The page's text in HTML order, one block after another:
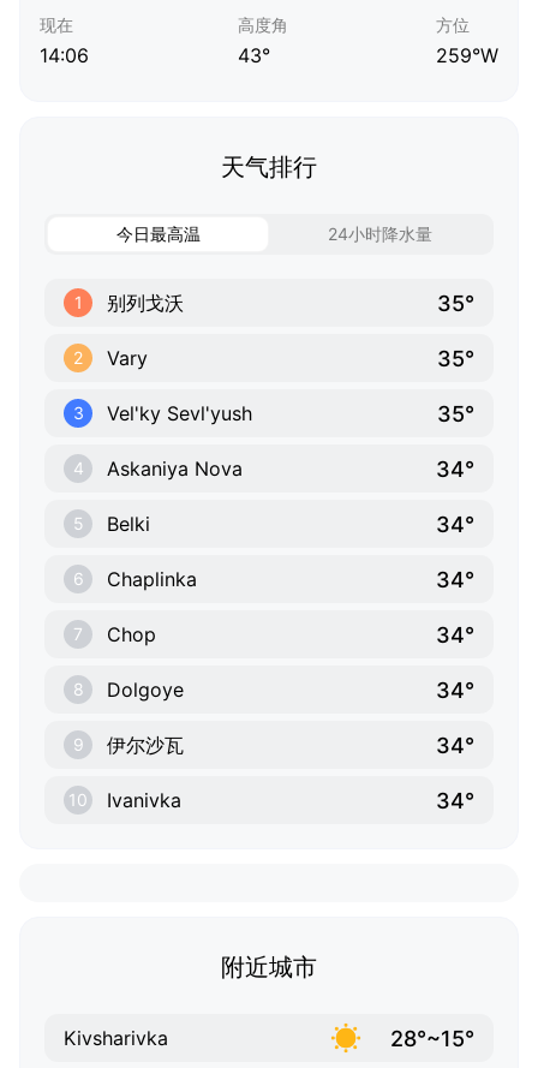
现在
14:06
高度角
43°
方位
259°W
天气排行
今日最高温 24小时降水量
1 别列戈沃 35°
2 Vary 35°
3 Vel'ky Sevl'yush 35°
4 Askaniya Nova 34°
5 Belki 34°
6 Chaplinka 34°
7 Chop 34°
8 Dolgoye 34°
9 伊尔沙瓦 34°
10 Ivanivka 34°
附近城市
Kivsharivka 28°~15°